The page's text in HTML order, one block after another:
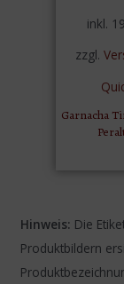
inkl.
zzgl.
Garnacha
Hinweis: Die
Produktbildern